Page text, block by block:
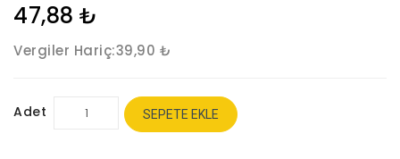
47,88 ₺
Vergiler Hariç:39,90 ₺
Adet SEPETE EKLE